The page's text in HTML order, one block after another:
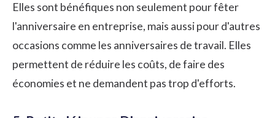
Elles sont bénéfiques non seulement pour fêter
l'anniversaire en entreprise, mais aussi pour d'autres
occasions comme les anniversaires de travail. Elles
permettent de réduire les coûts, de faire des
économies et ne demandent pas trop d'efforts.